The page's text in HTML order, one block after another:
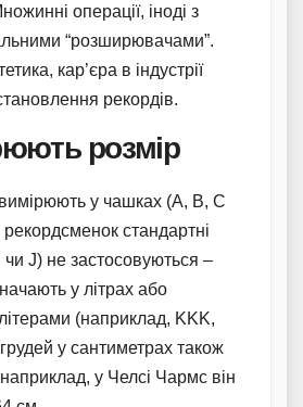
операції, іноді з
“розширювачами”.
кар’єра в індустрії
рекордів.
розмір
у чашках (A, B, C
стандартні
чи J) не застосовуються –
у літрах або
(наприклад, KKK,
у сантиметрах також
у Челсі Чармс він